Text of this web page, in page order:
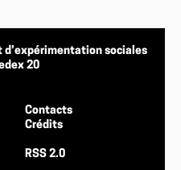
d’expérimentation sociales
20
Contacts
Crédits
RSS 2.0